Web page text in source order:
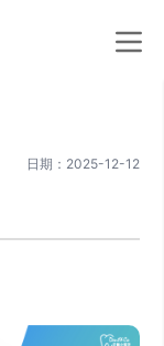
日期：2025-12-12